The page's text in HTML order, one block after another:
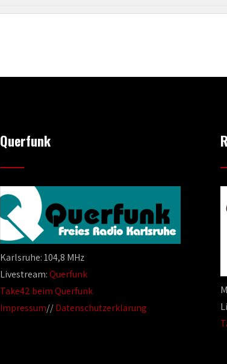
Querfunk
Karlsruhe: 104,8 MHz
Livestream:Querfunk
Take42 beim Querfunk
Impressum//Datenschutzerklärung